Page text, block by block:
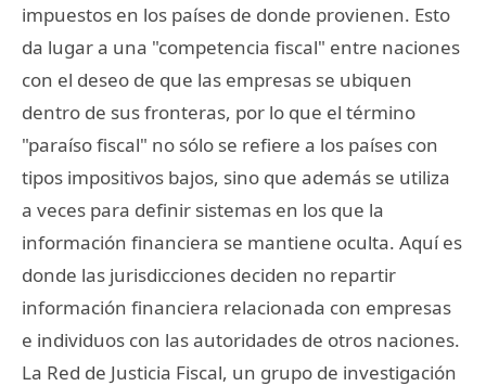
impuestos en los países de donde provienen. Esto
da lugar a una "competencia fiscal" entre naciones
con el deseo de que las empresas se ubiquen
dentro de sus fronteras, por lo que el término
"paraíso fiscal" no sólo se refiere a los países con
tipos impositivos bajos, sino que además se utiliza
a veces para definir sistemas en los que la
información financiera se mantiene oculta. Aquí es
donde las jurisdicciones deciden no repartir
información financiera relacionada con empresas
e individuos con las autoridades de otros naciones.
La Red de Justicia Fiscal, un grupo de investigación